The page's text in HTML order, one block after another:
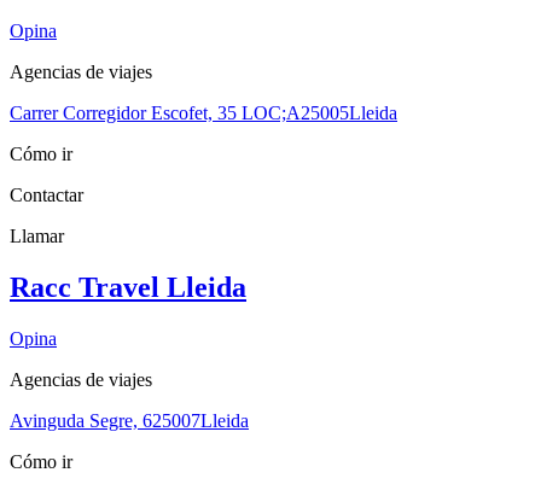
Opina
Agencias de viajes
Carrer Corregidor Escofet, 35 LOC;A25005Lleida
Cómo ir
Contactar
Llamar
Racc Travel Lleida
Opina
Agencias de viajes
Avinguda Segre, 625007Lleida
Cómo ir